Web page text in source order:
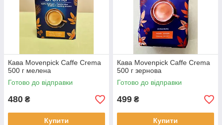
Кава Movenpick Caffe Crema
500 г мелена
Готово до відправки
480 ₴
Купити
Кава Movenpick Caffe Crema
500 г зернова
Готово до відправки
499 ₴
Купити